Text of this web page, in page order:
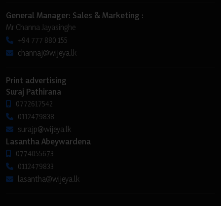
General Manager: Sales & Marketing :
Mr Channa Jayasinghe
+94 777 880 155
channaj@wijeya.lk
Print advertising
Suraj Pathirana
0772617542
0112479838
surajp@wijeya.lk
Lasantha Abeywardena
0774055673
0112479833
lasantha@wijeya.lk